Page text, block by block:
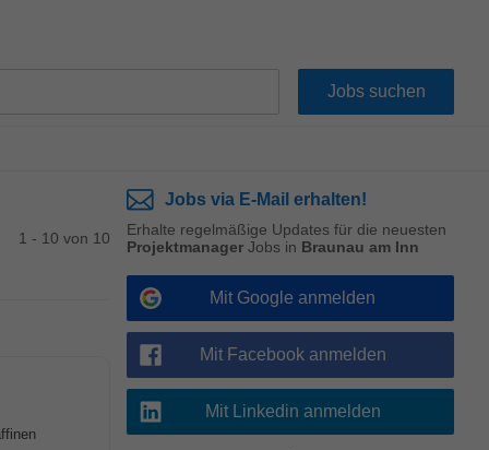
1 - 10 von 10
Jobs via E-Mail erhalten!
Erhalte regelmäßige Updates für die neuesten
Projektmanager Jobs in Braunau am Inn
Mit Google anmelden
Mit Facebook anmelden
Mit Linkedin anmelden